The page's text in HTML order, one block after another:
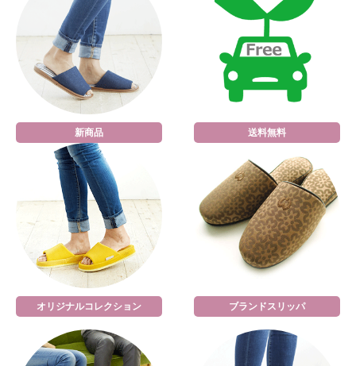
新商品 送料無料
オリジナルコレクション ブランドスリッパ